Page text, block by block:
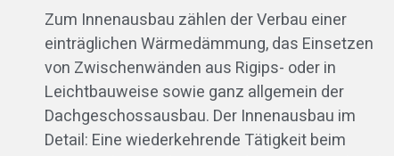
Zum Innenausbau zählen der Verbau einer
einträglichen Wärmedämmung, das Einsetzen
von Zwischenwänden aus Rigips- oder in
Leichtbauweise sowie ganz allgemein der
Dachgeschossausbau. Der Innenausbau im
Detail: Eine wiederkehrende Tätigkeit beim